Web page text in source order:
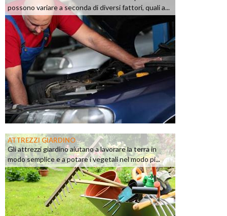
possono variare a seconda di diversi fattori, quali a...
ATTREZZI GIARDINO
Gli attrezzi giardino aiutano a lavorare la terra in
modo semplice e a potare i vegetali nel modo pi...